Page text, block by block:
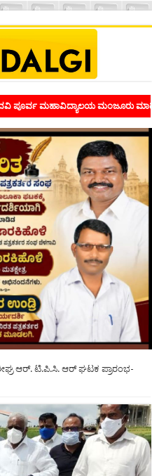
ಸಂಭ್ರಮ ಭಾವನೆಗಳನ್ನು ಕಟ್ಟಿಕೊಡುವ
ಆರ್. ಟಿ.ಪಿ.ಸಿ. ಆರ್ ಘಟಕ ಪ್ರಾರಂಭ-